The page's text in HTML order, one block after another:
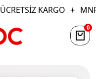
ÜCRETSİZ KARGO
0